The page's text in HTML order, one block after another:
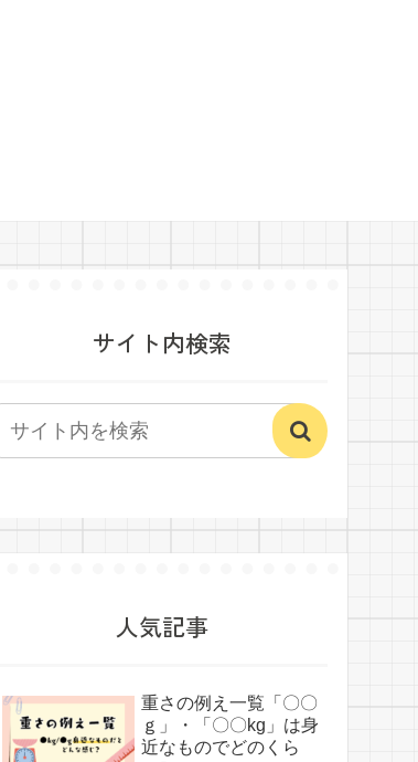
サイト内検索
人気記事
重さの例え一覧「〇〇
ｇ」・「〇〇kg」は身
近なものでどのくら